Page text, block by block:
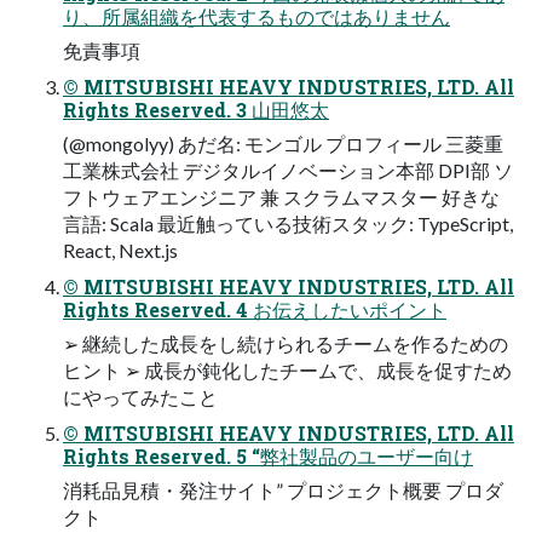
り、所属組織を代表するものではありません
免責事項
© MITSUBISHI HEAVY INDUSTRIES, LTD. All
Rights Reserved. 3 山田悠太
(@mongolyy) あだ名: モンゴル プロフィール 三菱重
工業株式会社 デジタルイノベーション本部 DPI部 ソ
フトウェアエンジニア 兼 スクラムマスター 好きな
言語: Scala 最近触っている技術スタック: TypeScript,
React, Next.js
© MITSUBISHI HEAVY INDUSTRIES, LTD. All
Rights Reserved. 4 お伝えしたいポイント
➢ 継続した成長をし続けられるチームを作るための
ヒント ➢ 成長が鈍化したチームで、成長を促すため
にやってみたこと
© MITSUBISHI HEAVY INDUSTRIES, LTD. All
Rights Reserved. 5 “弊社製品のユーザー向け
消耗品見積・発注サイト” プロジェクト概要 プロダ
クト